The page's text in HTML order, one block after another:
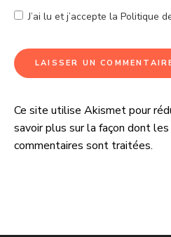
J’ai lu et j’accepte la Politique
A
l
t
t
Ce site utilise Akismet pour
savoir plus sur la façon dont
commentaires sont traitées.